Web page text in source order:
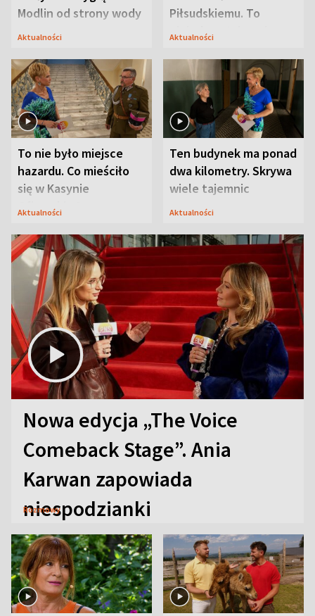
Modlin od strony wody
Aktualności
Piłsudskiemu. To
niejedyna tajemnica
Aktualności
To nie było miejsce
hazardu. Co mieściło
się w Kasynie
Oficerskim?
Aktualności
Ten budynek ma ponad
dwa kilometry. Skrywa
wiele tajemnic
Aktualności
Nowa edycja „The Voice
Comeback Stage”. Ania
Karwan zapowiada
niespodzianki
Rozmowy